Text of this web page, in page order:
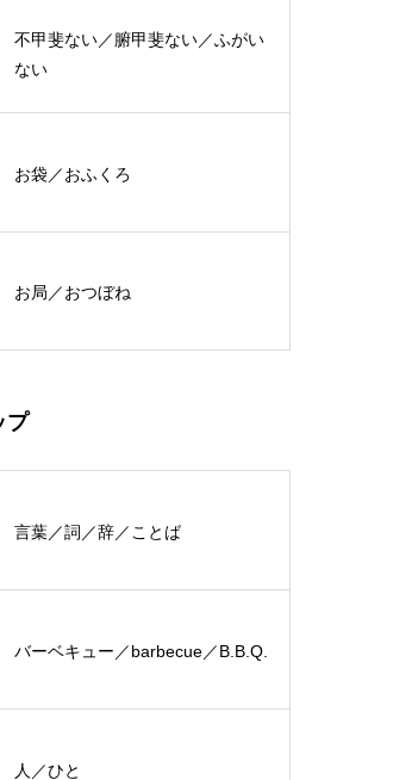
不甲斐ない／腑甲斐ない／ふがい
ない
お袋／おふくろ
お局／おつぼね
プ
言葉／詞／辞／ことば
バーベキュー／barbecue／B.B.Q.
人／ひと